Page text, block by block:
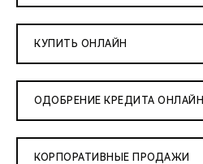
КУПИТЬ ОНЛАЙН
ОДОБРЕНИЕ КРЕДИТА ОНЛАЙН
КОРПОРАТИВНЫЕ ПРОДАЖИ